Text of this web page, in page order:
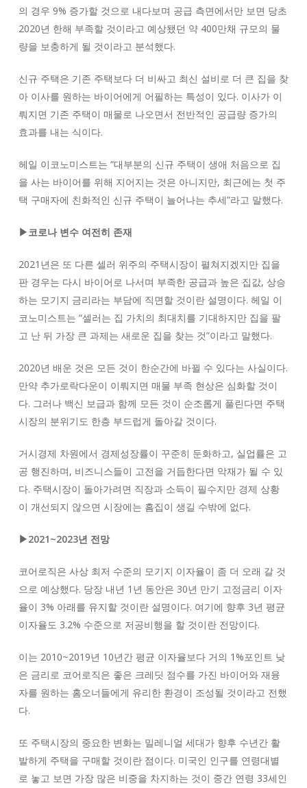
의 경우 9% 증가할 것으로 내다보며 공급 측면에서만 보면 당초
2020년 한해 부족할 것이라고 예상됐던 약 400만채 규모의 물
량을 보충하게 될 것이라고 분석했다.
신규 주택은 기존 주택보다 더 비싸고 최신 설비로 더 큰 집을 찾
아 이사를 원하는 바이어에게 어필하는 특성이 있다. 이사가 이
뤄지면 기존 주택이 매물로 나오면서 전반적인 공급량 증가의
효과를 내는 식이다.
헤일 이코노미스트는 “대부분의 신규 주택이 생애 처음으로 집
을 사는 바이어를 위해 지어지는 것은 아니지만, 최근에는 첫 주
택 구매자에 친화적인 신규 주택이 늘어나는 추세”라고 말했다.
▶코로나 변수 여전히 존재
2021년은 또 다른 셀러 위주의 주택시장이 펼쳐지겠지만 집을
판 경우는 다시 바이어로 나서며 부족한 공급과 높은 집값, 상승
하는 모기지 금리라는 부담에 직면할 것이란 설명이다. 헤일 이
코노미스트는 “셀러는 집 가치의 최대치를 기대하지만 집을 팔
고 난 뒤 가장 큰 과제는 새로운 집을 찾는 것”이라고 말했다.
2020년 배운 것은 모든 것이 한순간에 바뀔 수 있다는 사실이다.
만약 추가로락다운이 이뤄지면 매물 부족 현상은 심화할 것이
다. 그러나 백신 보급과 함께 모든 것이 순조롭게 풀린다면 주택
시장의 분위기도 한층 부드럽게 돌아갈 것이다.
거시경제 차원에서 경제성장률이 꾸준히 둔화하고, 실업률은 고
공 행진하며, 비즈니스들이 고전을 거듭한다면 악재가 될 수 있
다. 주택시장이 돌아가려면 직장과 소득이 필수지만 경제 상황
이 개선되지 않으면 시장에는 흠집이 생길 수밖에 없다.
▶2021~2023년 전망
코어로직은 사상 최저 수준의 모기지 이자율이 좀 더 오래 갈 것
으로 예상했다. 당장 내년 1년 동안은 30년 만기 고정금리 이자
율이 3% 아래를 유지할 것이란 설명이다. 여기에 향후 3년 평균
이자율도 3.2% 수준으로 저공비행을 할 것이란 전망이다.
이는 2010~2019년 10년간 평균 이자율보다 거의 1%포인트 낮
은 금리로 코어로직은 좋은 크레딧 점수를 가진 바이어와 재융
자를 원하는 홈오너들에게 유리한 환경이 조성될 것이라고 전했
다.
또 주택시장의 중요한 변화는 밀레니얼 세대가 향후 수년간 활
발하게 주택을 구매할 것이란 점이다. 미국인 인구를 연령대별
로 놓고 보면 가장 많은 비중을 차지하는 것이 중간 연령 33세인